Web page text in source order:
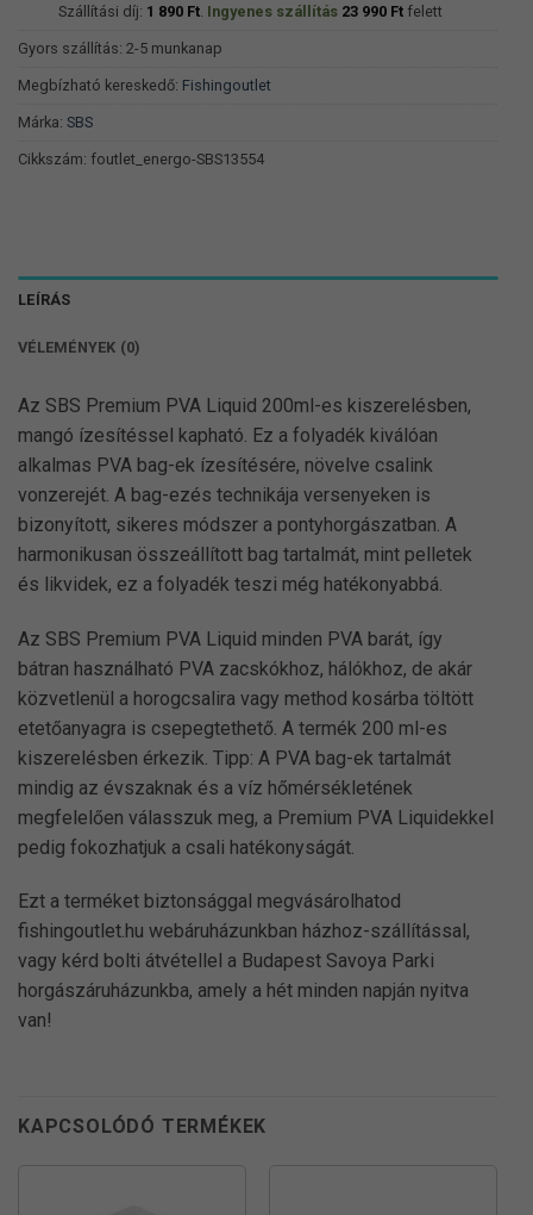
Szállítási díj: 1 890 Ft. Ingyenes szállítás 23 990 Ftfelett
Gyors szállítás: 2-5 munkanap
Megbízható kereskedő: Fishingoutlet
Márka: SBS
Cikkszám: foutlet_energo-SBS13554
LEÍRÁS
VÉLEMÉNYEK (0)
Az SBS Premium PVA Liquid 200ml-es kiszerelésben,
mangó ízesítéssel kapható. Ez a folyadék kiválóan
alkalmas PVA bag-ek ízesítésére, növelve csalink
vonzerejét. A bag-ezés technikája versenyeken is
bizonyított, sikeres módszer a pontyhorgászatban. A
harmonikusan összeállított bag tartalmát, mint pelletek
és likvidek, ez a folyadék teszi még hatékonyabbá.
Az SBS Premium PVA Liquid minden PVA barát, így
bátran használható PVA zacskókhoz, hálókhoz, de akár
közvetlenül a horogcsalira vagy method kosárba töltött
etetőanyagra is csepegtethető. A termék 200 ml-es
kiszerelésben érkezik. Tipp: A PVA bag-ek tartalmát
mindig az évszaknak és a víz hőmérsékletének
megfelelően válasszuk meg, a Premium PVA Liquidekkel
pedig fokozhatjuk a csali hatékonyságát.
Ezt a terméket biztonsággal megvásárolhatod
fishingoutlet.hu webáruházunkban házhoz-szállítással,
vagy kérd bolti átvétellel a Budapest Savoya Parki
horgászáruházunkba, amely a hét minden napján nyitva
van!
KAPCSOLÓDÓ TERMÉKEK